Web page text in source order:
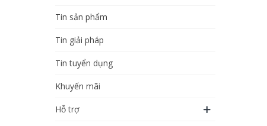
Tin sản phẩm
Tin giải pháp
Tin tuyển dụng
Khuyến mãi
Hỗ trợ